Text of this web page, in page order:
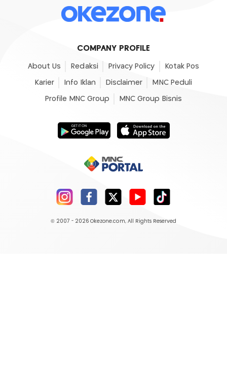
COMPANY PROFILE
About Us Redaksi Privacy Policy Kotak Pos
Karier Info Iklan Disclaimer MNC Peduli
Profile MNC Group MNC Group Bisnis
© 2007 - 2026 Okezone.com, All Rights Reserved